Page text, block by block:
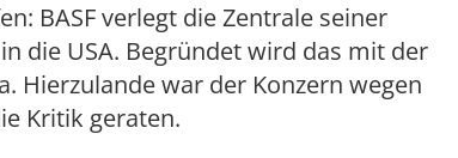
BASF verlegt die Zentrale seiner
die USA. Begründet wird das mit der
Hierzulande war der Konzern wegen
Kritik geraten.